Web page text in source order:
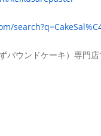
パウンドケーキ）専門